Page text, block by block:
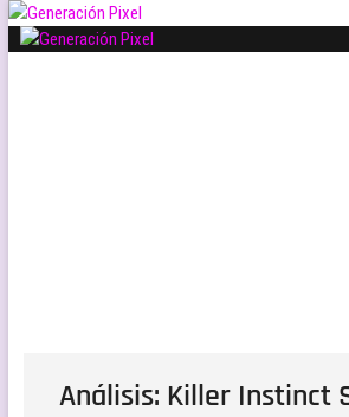
Saltar
Análisis: Killer Instinct